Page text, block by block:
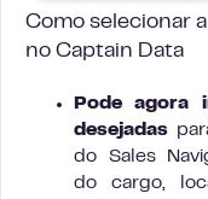
Como selecionar
no Captain Data
Pode agora
desejadas
do Sales
do cargo,